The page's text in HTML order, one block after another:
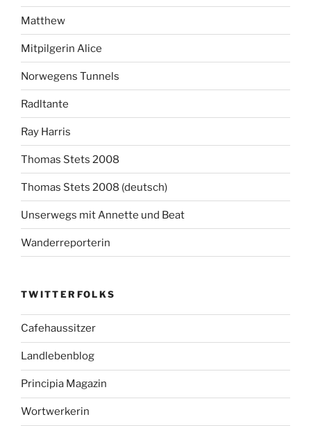
Matthew
Mitpilgerin Alice
Norwegens Tunnels
Radltante
Ray Harris
Thomas Stets 2008
Thomas Stets 2008 (deutsch)
Unserwegs mit Annette und Beat
Wanderreporterin
TWITTERFOLKS
Cafehaussitzer
Landlebenblog
Principia Magazin
Wortwerkerin